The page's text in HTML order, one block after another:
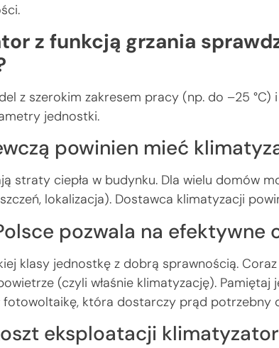
z funkcją grzania
z szerokim zakresem pracy (np. do –25
jednostki.
powinien mieć
straty ciepła w budynku. Dla wielu domów
lokalizacja). Dostawca klimatyzacji
pozwala na efektywne
klasy jednostkę z dobrą sprawnością.
(czyli właśnie klimatyzację).
fotowoltaikę, która dostarczy prąd potrzebny
eksploatacji